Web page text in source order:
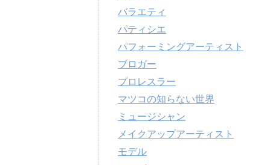
バラエティ
パティシエ
パフォーミングアーティスト
ブロガー
プロレスラー
マツコの知らない世界
ミュージシャン
メイクアップアーティスト
モデル